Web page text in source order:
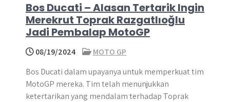
Bos Ducati – Alasan Tertarik Ingin
Merekrut Toprak Razgatlıoğlu
Jadi Pembalap MotoGP
08/19/2024
MOTO GP
Bos Ducati dalam upayanya untuk memperkuat tim
MotoGP mereka. Tim telah menunjukkan
ketertarikan yang mendalam terhadap Toprak